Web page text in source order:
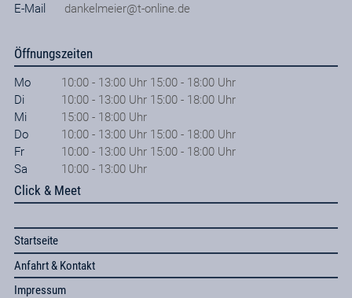
E-Mail
dankelmeier@t-online.de
Öffnungszeiten
Mo
10:00 - 13:00 Uhr 15:00 - 18:00 Uhr
Di
10:00 - 13:00 Uhr 15:00 - 18:00 Uhr
Mi
15:00 - 18:00 Uhr
Do
10:00 - 13:00 Uhr 15:00 - 18:00 Uhr
Fr
10:00 - 13:00 Uhr 15:00 - 18:00 Uhr
Sa
10:00 - 13:00 Uhr
Click & Meet
Startseite
Anfahrt & Kontakt
Impressum